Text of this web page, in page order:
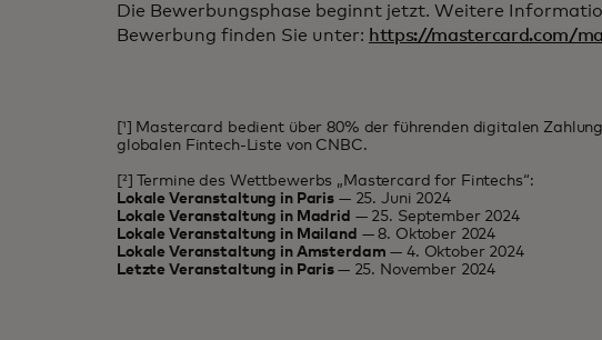
Die Bewerbungsphase beginnt jetzt. Weitere
Bewerbung finden Sie unter: https://mastercard.com/
[¹] Mastercard bedient über 80% der führenden digitalen
globalen Fintech-Liste von CNBC.
[²] Termine des Wettbewerbs „Mastercard for Fintechs“:
Lokale Veranstaltung in Paris— 25. Juni 2024
Lokale Veranstaltung in Madrid — 25. September 2024
Lokale Veranstaltung in Mailand — 8. Oktober 2024
Lokale Veranstaltung in Amsterdam — 4. Oktober 2024
Letzte Veranstaltung in Paris — 25. November 2024